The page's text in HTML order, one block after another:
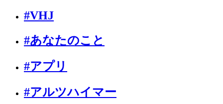
#VHJ
#あなたのこと
#アプリ
#アルツハイマー